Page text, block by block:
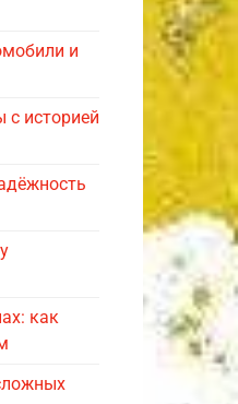
и
с историей
как